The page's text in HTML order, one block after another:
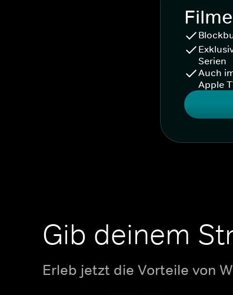
Serien
Auch
Apple
Gib deinem
Erleb jetzt die Vorteile von